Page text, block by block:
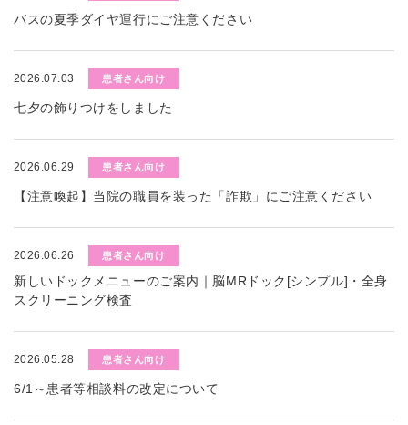
バスの夏季ダイヤ運行にご注意ください
2026.07.03 患者さん向け
七夕の飾りつけをしました
2026.06.29 患者さん向け
【注意喚起】当院の職員を装った「詐欺」にご注意ください
2026.06.26 患者さん向け
新しいドックメニューのご案内｜脳MRドック[シンプル]・全身
スクリーニング検査
2026.05.28 患者さん向け
6/1～患者等相談料の改定について